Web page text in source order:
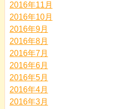
2016年11月
2016年10月
2016年9月
2016年8月
2016年7月
2016年6月
2016年5月
2016年4月
2016年3月